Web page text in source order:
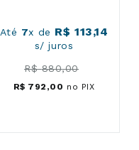
Até 7x de R$ 113,14
s/ juros
R$ 880,00
R$ 792 ,00 no PIX